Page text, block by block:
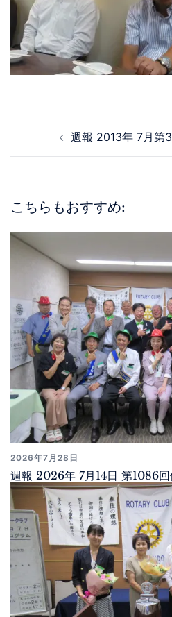
週報 2013年 7月第
こちらもおすすめ:
2026年7月28日
週報 2026年 7月14日 第1086回